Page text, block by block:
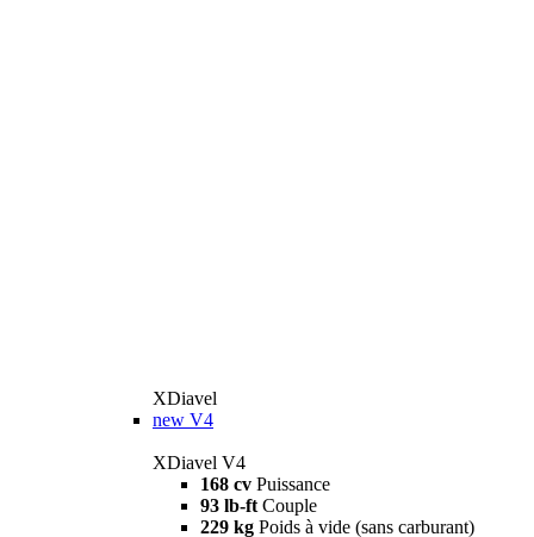
XDiavel
new V4
XDiavel V4
168 cv Puissance
93 lb-ft Couple
229 kg Poids à vide (sans carburant)